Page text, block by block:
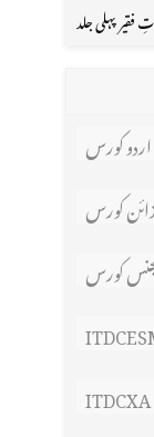
فقیر پہلی جلد
کورس
کورس
کورس
ITDCXA